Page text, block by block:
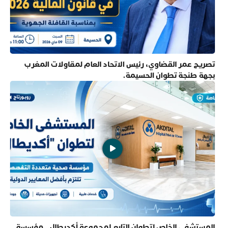
تصريح عمر القضاوي، رئيس الاتحاد العام لمقاولات المغرب
بجهة طنجة تطوان الحسيمة.